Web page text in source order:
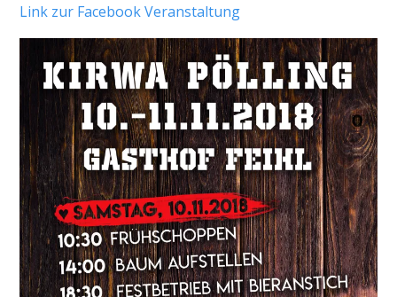
Link zur Facebook Veranstaltung